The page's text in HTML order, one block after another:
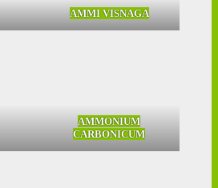
AMMI VISNAGA
AMMONIUM
CARBONICUM